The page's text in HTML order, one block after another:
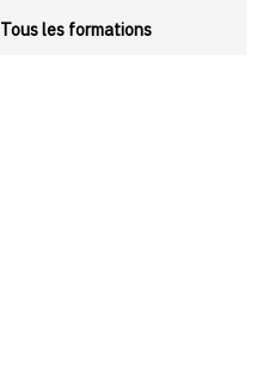
Tous les formations